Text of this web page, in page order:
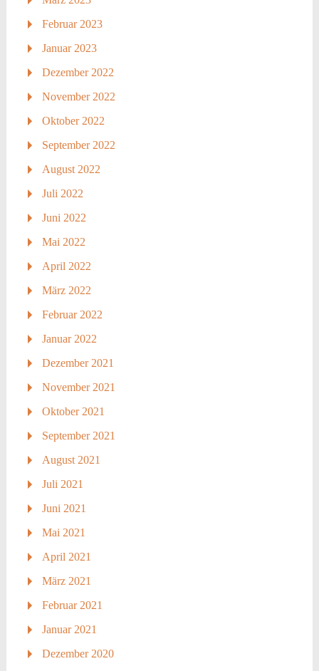
Februar 2023
Januar 2023
Dezember 2022
November 2022
Oktober 2022
September 2022
August 2022
Juli 2022
Juni 2022
Mai 2022
April 2022
März 2022
Februar 2022
Januar 2022
Dezember 2021
November 2021
Oktober 2021
September 2021
August 2021
Juli 2021
Juni 2021
Mai 2021
April 2021
März 2021
Februar 2021
Januar 2021
Dezember 2020